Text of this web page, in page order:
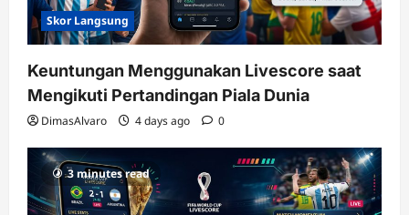
Skor Langsung
Keuntungan Menggunakan Livescore saat
Mengikuti Pertandingan Piala Dunia
DimasAlvaro 4 days ago 0
3 minutes read